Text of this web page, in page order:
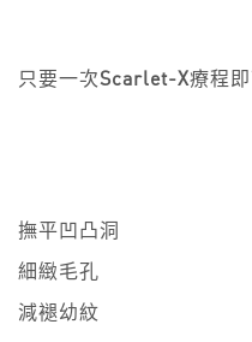
只要一次Scarlet-X療程
撫平凹凸洞
細緻毛孔
減褪幼紋